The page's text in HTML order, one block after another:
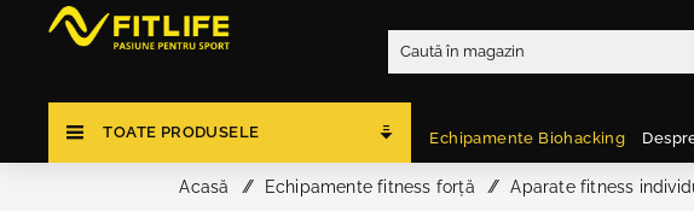
TOATE PRODUSELE Echipamente Biohacking
Acasă / Echipamente fitness forță / Aparate fitness